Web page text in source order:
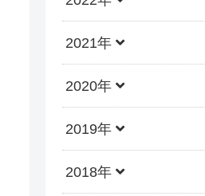
2021年
2020年
2019年
2018年